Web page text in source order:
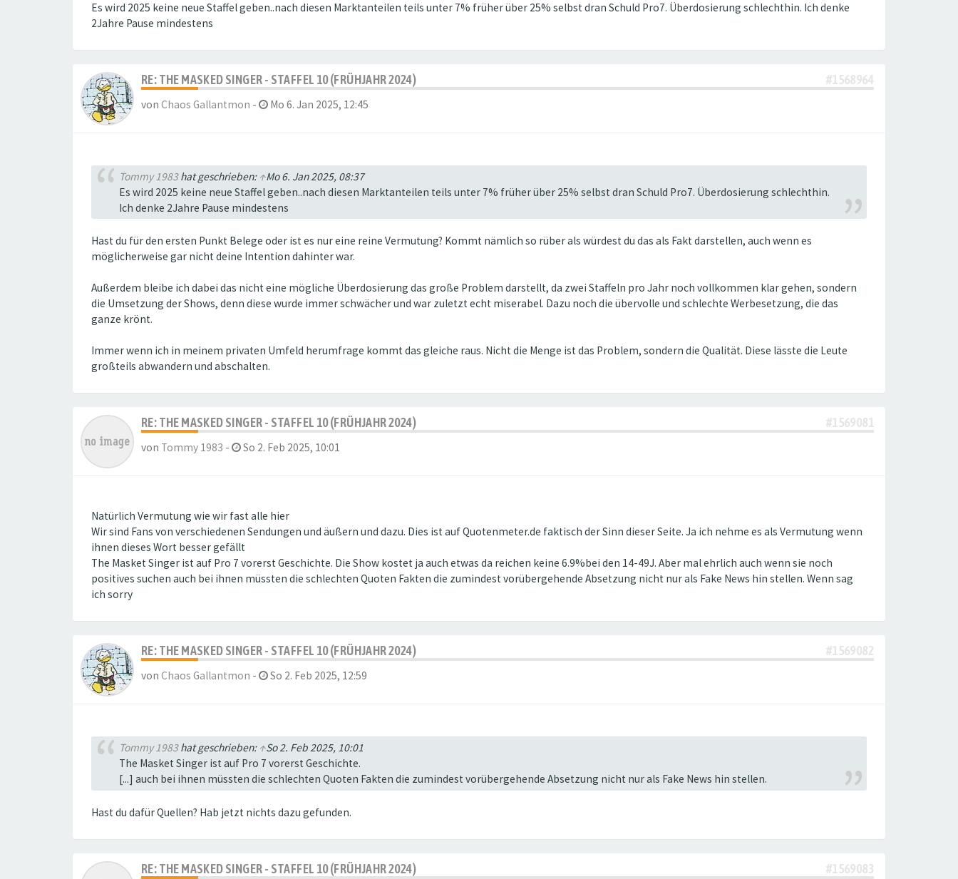
Es wird 2025 keine neue Staffel geben..nach diesen Marktanteilen teils unter 7% früher über 25% selbst dran Schuld Pro7. Überdosierung schlechthin. Ich denke
2Jahre Pause mindestens
RE: THE MASKED SINGER - STAFFEL 10 (FRÜHJAHR 2024) #1568964
von Chaos Gallantmon - Mo 6. Jan 2025, 12:45
Tommy 1983hat geschrieben: ↑Mo 6. Jan 2025, 08:37
Es wird 2025 keine neue Staffel geben..nach diesen Marktanteilen teils unter 7% früher über 25% selbst dran Schuld Pro7. Überdosierung schlechthin.
Ich denke 2Jahre Pause mindestens
Hast du für den ersten Punkt Belege oder ist es nur eine reine Vermutung? Kommt nämlich so rüber als würdest du das als Fakt darstellen, auch wenn es
möglicherweise gar nicht deine Intention dahinter war.
Außerdem bleibe ich dabei das nicht eine mögliche Überdosierung das große Problem darstellt, da zwei Staffeln pro Jahr noch vollkommen klar gehen, sondern
die Umsetzung der Shows, denn diese wurde immer schwächer und war zuletzt echt miserabel. Dazu noch die übervolle und schlechte Werbesetzung, die das
ganze krönt.
Immer wenn ich in meinem privaten Umfeld herumfrage kommt das gleiche raus. Nicht die Menge ist das Problem, sondern die Qualität. Diese lässte die Leute
großteils abwandern und abschalten.
RE: THE MASKED SINGER - STAFFEL 10 (FRÜHJAHR 2024) #1569081
von Tommy 1983 - So 2. Feb 2025, 10:01
Natürlich Vermutung wie wir fast alle hier
Wir sind Fans von verschiedenen Sendungen und äußern und dazu. Dies ist auf Quotenmeter.de faktisch der Sinn dieser Seite. Ja ich nehme es als Vermutung wenn
ihnen dieses Wort besser gefällt
The Masket Singer ist auf Pro 7 vorerst Geschichte. Die Show kostet ja auch etwas da reichen keine 6.9%bei den 14-49J. Aber mal ehrlich auch wenn sie noch
positives suchen auch bei ihnen müssten die schlechten Quoten Fakten die zumindest vorübergehende Absetzung nicht nur als Fake News hin stellen. Wenn sag
ich sorry
RE: THE MASKED SINGER - STAFFEL 10 (FRÜHJAHR 2024) #1569082
von Chaos Gallantmon - So 2. Feb 2025, 12:59
Tommy 1983hat geschrieben: ↑So 2. Feb 2025, 10:01
The Masket Singer ist auf Pro 7 vorerst Geschichte.
[...] auch bei ihnen müssten die schlechten Quoten Fakten die zumindest vorübergehende Absetzung nicht nur als Fake News hin stellen.
Hast du dafür Quellen? Hab jetzt nichts dazu gefunden.
RE: THE MASKED SINGER - STAFFEL 10 (FRÜHJAHR 2024) #1569083